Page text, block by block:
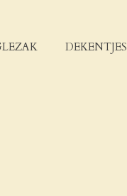
DEKENTJES